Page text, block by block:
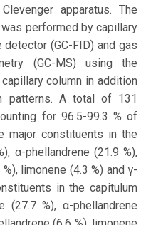
apparatus. The
performed by capillary
(GC-FID) and gas
(GC-MS) using the
column in addition
patterns. A total of 131
for 96.5-99.3 % of
major constituents in the
α-phellandrene (21.9 %),
limonene (4.3 %) and γ-
in the capitulum
%), α-phellandrene